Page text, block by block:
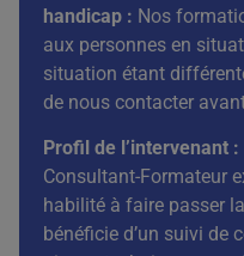
handicap : Nos
aux personnes en
situation étant
de nous contacter
Profil de l’intervenant :
Consultant-Formateur
habilité à faire passer
bénéficie d’un suivi de